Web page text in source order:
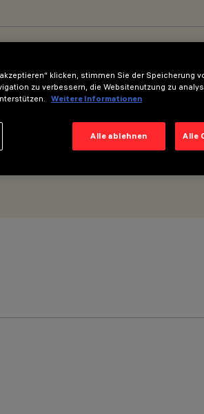
Medium
klicken, stimmen Sie der Speicherung
zu verbessern, die Websitenutzung zu
Weitere Informationen
Alle ablehnen Alle